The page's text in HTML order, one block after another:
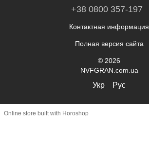
+38 0800 357-197
Контактная информация
Полная версия сайта
© 2026
NVFGRAN.com.ua
Укр Рус
Online store built with Horoshop